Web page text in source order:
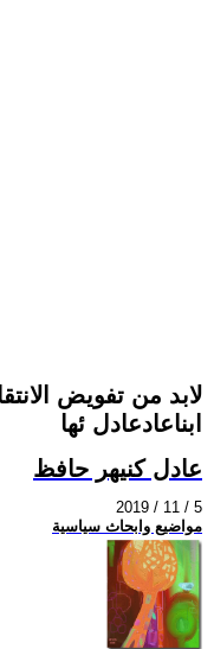
لابد من تفويض
ابناعادعادل ئها
عادل كنيهر حافظ
2019 / 11 / 5
مواضيع وابحاث سياسية